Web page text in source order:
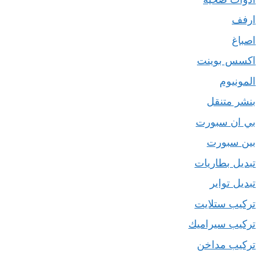
ارفف
اصباغ
اكسس بوينت
المونيوم
بنشر متنقل
بي ان سبورت
بين سبورت
تبديل بطاريات
تبديل تواير
تركيب ستلايت
تركيب سيراميك
تركيب مداخن